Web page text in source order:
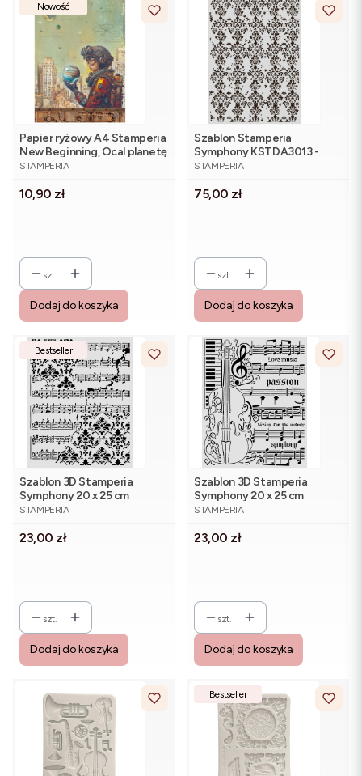
Nowość
Papier ryżowy A4 Stamperia
New Beginning, Ocal planetę
- DFSA41107 (1)
PRODUCENT
STAMPERIA
Cena
10,90 zł
szt.
Dodaj do koszyka
Szablon Stamperia
Symphony KSTDA3013 -
tapeta damask 29x42 cm
PRODUCENT
STAMPERIA
Cena
75,00 zł
szt.
Dodaj do koszyka
Bestseller
Szablon 3D Stamperia
Symphony 20 x 25 cm
KSTD211 - nuty i ornamenty
PRODUCENT
STAMPERIA
Cena
23,00 zł
szt.
Dodaj do koszyka
Szablon 3D Stamperia
Symphony 20 x 25 cm
KSTD210 - skrzypce i nuty
PRODUCENT
STAMPERIA
Cena
23,00 zł
szt.
Dodaj do koszyka
Bestseller